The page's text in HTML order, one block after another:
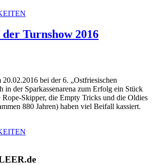
Turnshow 2016
bei der 6. „Ostfriesischen
in der Sparkassenarena zum Erfolg ein Stück
Rope-Skipper, die Empty Tricks und die Oldies
880 Jahren) haben viel Beifall kassiert.